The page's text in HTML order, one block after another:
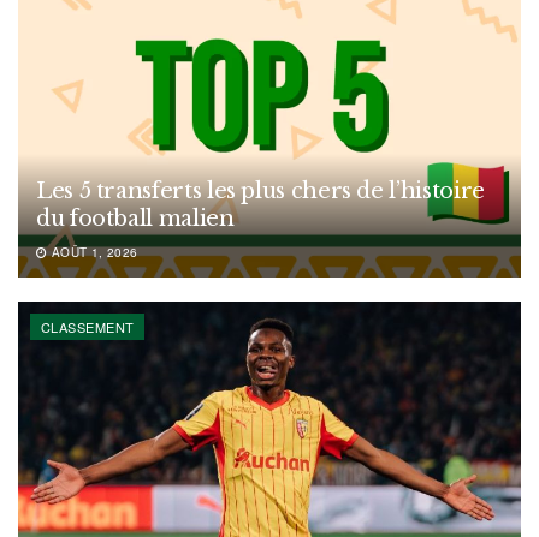
Les 5 transferts les plus chers de l’histoire
du football malien
AOÛT 1, 2026
CLASSEMENT